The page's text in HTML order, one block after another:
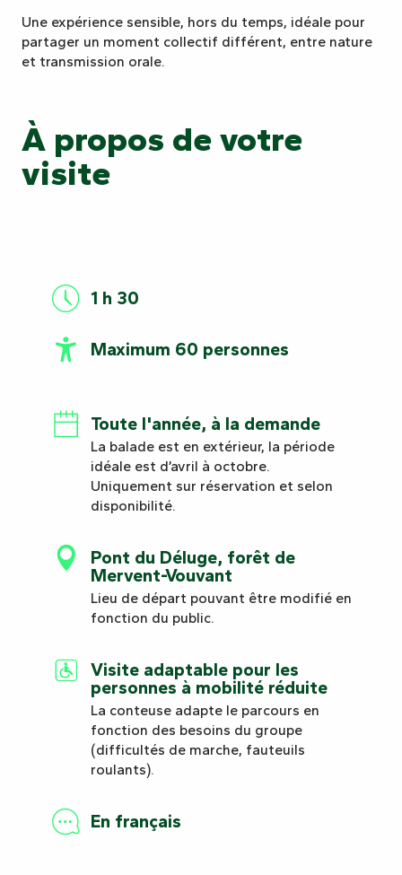
Une expérience sensible, hors du temps, idéale pour
partager un moment collectif différent, entre nature
et transmission orale.
À propos de votre
visite
1 h 30
Maximum 60 personnes
Toute l'année, à la demande
La balade est en extérieur, la période
idéale est d’avril à octobre.
Uniquement sur réservation et selon
disponibilité.
Pont du Déluge, forêt de
Mervent-Vouvant
Lieu de départ pouvant être modifié en
fonction du public.
Visite adaptable pour les
personnes à mobilité réduite
La conteuse adapte le parcours en
fonction des besoins du groupe
(difficultés de marche, fauteuils
roulants).
En français